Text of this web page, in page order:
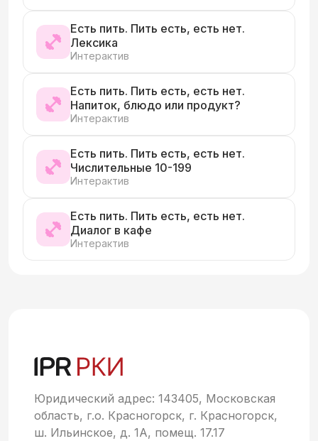
Есть пить. Пить есть, есть нет.
Лексика
Интерактив
Есть пить. Пить есть, есть нет.
Напиток, блюдо или продукт?
Интерактив
Есть пить. Пить есть, есть нет.
Числительные 10-199
Интерактив
Есть пить. Пить есть, есть нет.
Диалог в кафе
Интерактив
Юридический адрес: 143405, Московская
область, г.о. Красногорск, г. Красногорск,
ш. Ильинское, д. 1А, помещ. 17.17